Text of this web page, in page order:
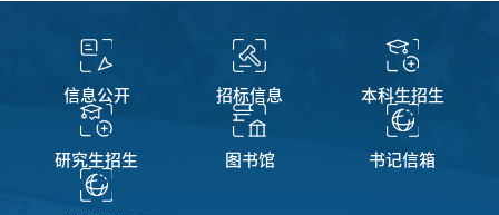
信息公开 招标信息 本科生招生
研究生招生 图书馆 书记信箱